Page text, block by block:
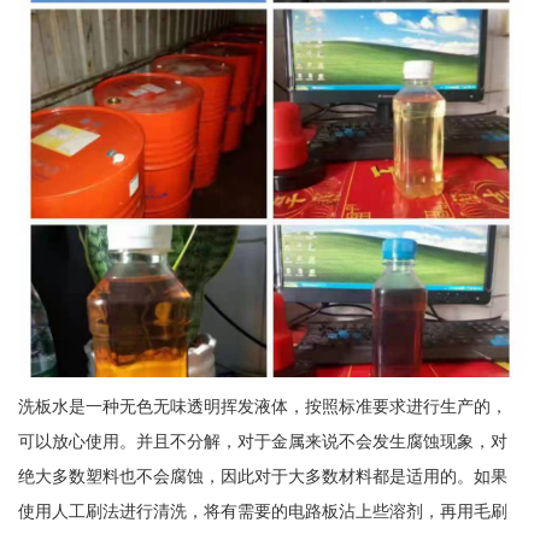
洗板水是一种无色无味透明挥发液体，按照标准要求进行生产的，
可以放心使用。并且不分解，对于金属来说不会发生腐蚀现象，对
绝大多数塑料也不会腐蚀，因此对于大多数材料都是适用的。如果
使用人工刷法进行清洗，将有需要的电路板沾上些溶剂，再用毛刷